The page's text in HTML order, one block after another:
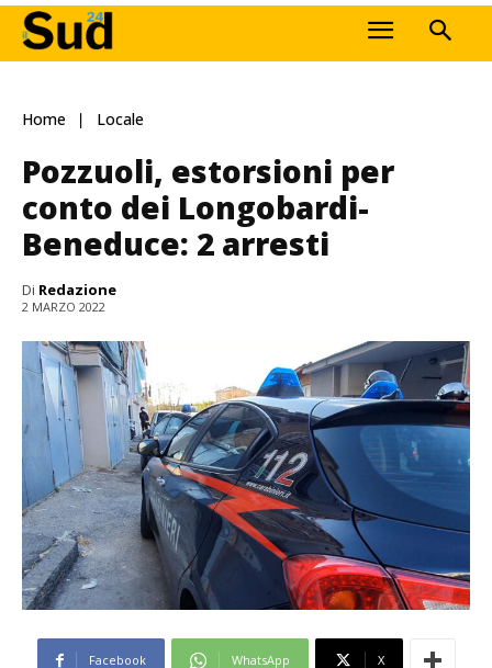
Home Locale
Pozzuoli, estorsioni per
conto dei Longobardi-
Beneduce: 2 arresti
Di Redazione
2 MARZO 2022
Facebook WhatsApp X